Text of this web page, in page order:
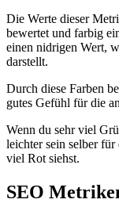
Die Werte dieser
bewertet und farbig
einen nidrigen Wert,
darstellt.
Durch diese Farben
gutes Gefühl für die
Wenn du sehr viel
leichter sein selber
viel Rot siehst.
SEO